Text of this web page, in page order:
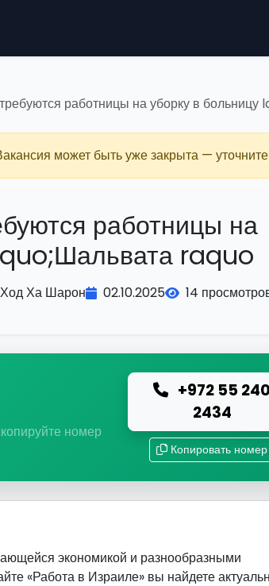
работницы на уборку в больницу
может быть уже закрыта —
работницы на
raquo
Ход Ха Шарон 02.10.2025 14
номер
+972 55 240
2434
Копировать номер
экономикой и разнообразными
«Работа в Израиле» вы найдете